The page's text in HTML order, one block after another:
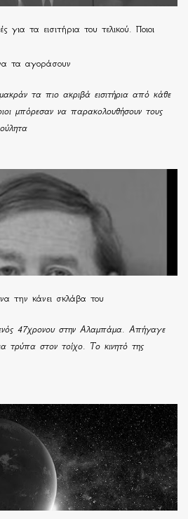
για τα εισιτήρια του τελικού. Ποιοι
τα αγοράσουν
τα πιο ακριβά εισιτήρια από κάθε
μπόρεσαν να παρακολουθήσουν τους
την κάνει σκλάβα του
47χρονου στην Αλαμπάμα. Απήγαγε
τρύπα στον τοίχο. Το κινητό της